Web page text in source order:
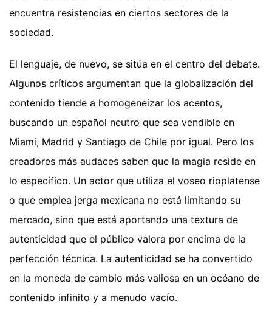
encuentra resistencias en ciertos sectores de la
sociedad.
El lenguaje, de nuevo, se sitúa en el centro del debate.
Algunos críticos argumentan que la globalización del
contenido tiende a homogeneizar los acentos,
buscando un español neutro que sea vendible en
Miami, Madrid y Santiago de Chile por igual. Pero los
creadores más audaces saben que la magia reside en
lo específico. Un actor que utiliza el voseo rioplatense
o que emplea jerga mexicana no está limitando su
mercado, sino que está aportando una textura de
autenticidad que el público valora por encima de la
perfección técnica. La autenticidad se ha convertido
en la moneda de cambio más valiosa en un océano de
contenido infinito y a menudo vacío.